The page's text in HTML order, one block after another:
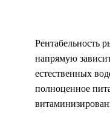
Рентабельность
напрямую
естественных
полноценное